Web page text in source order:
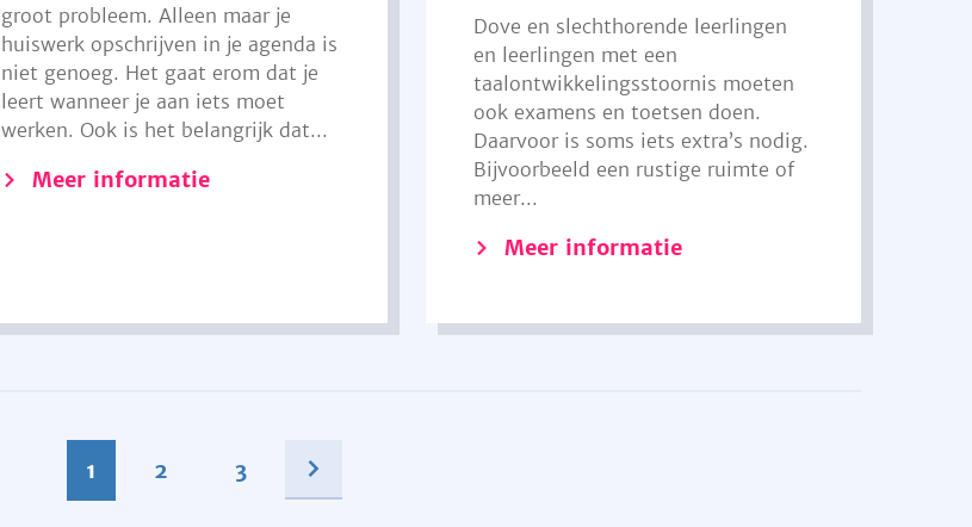
groot probleem. Alleen maar je
huiswerk opschrijven in je agenda is
niet genoeg. Het gaat erom dat je
leert wanneer je aan iets moet
werken. Ook is het belangrijk dat...
Meer informatie
Dove en slechthorende leerlingen
en leerlingen met een
taalontwikkelingsstoornis moeten
ook examens en toetsen doen.
Daarvoor is soms iets extra’s nodig.
Bijvoorbeeld een rustige ruimte of
meer...
Meer informatie
1 2 3